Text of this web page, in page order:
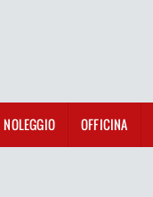
NOLEGGIO OFFICINA